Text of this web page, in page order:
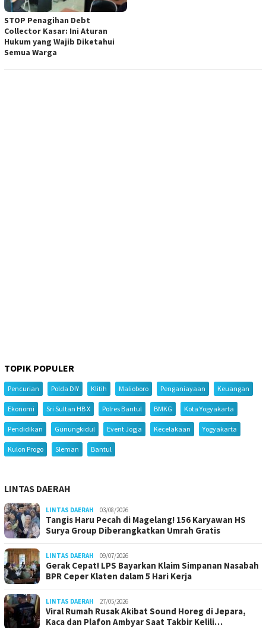
STOP Penagihan Debt
Collector Kasar: Ini Aturan
Hukum yang Wajib Diketahui
Semua Warga
TOPIK POPULER
Pencurian Polda DIY Klitih Malioboro Penganiayaan Keuangan
Ekonomi Sri Sultan HB X Polres Bantul BMKG Kota Yogyakarta
Pendidikan Gunungkidul Event Jogja Kecelakaan Yogyakarta
Kulon Progo Sleman Bantul
LINTAS DAERAH
LINTAS DAERAH 03/08/2026
Tangis Haru Pecah di Magelang! 156 Karyawan HS
Surya Group Diberangkatkan Umrah Gratis
LINTAS DAERAH 09/07/2026
Gerak Cepat! LPS Bayarkan Klaim Simpanan Nasabah
BPR Ceper Klaten dalam 5 Hari Kerja
LINTAS DAERAH 27/05/2026
Viral Rumah Rusak Akibat Sound Horeg di Jepara,
Kaca dan Plafon Ambyar Saat Takbir Kelili…